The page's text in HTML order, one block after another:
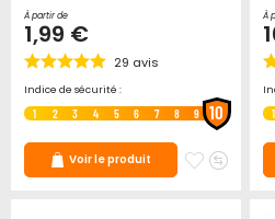
À partir de
1,99 €
29 avis
Indice de sécurité :
1 2 3 4 5 6 7 8 9 10
Voir le produit
AjouterAjouter
À
1